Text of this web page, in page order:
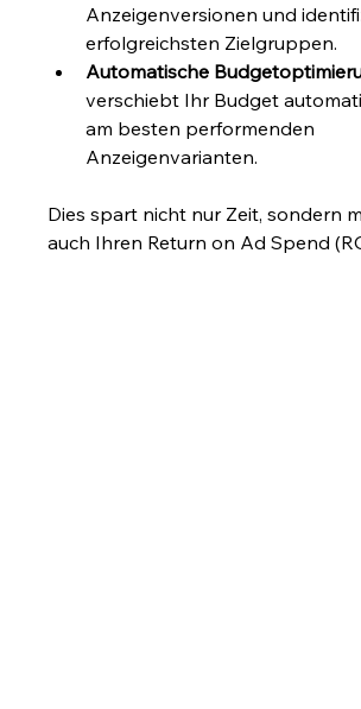
Anzeigenversionen und
erfolgreichsten Zielgruppen.
Automatische
verschiebt Ihr Budget
am besten performenden
Anzeigenvarianten.
Dies spart nicht nur Zeit, sondern
auch Ihren Return on Ad Spend